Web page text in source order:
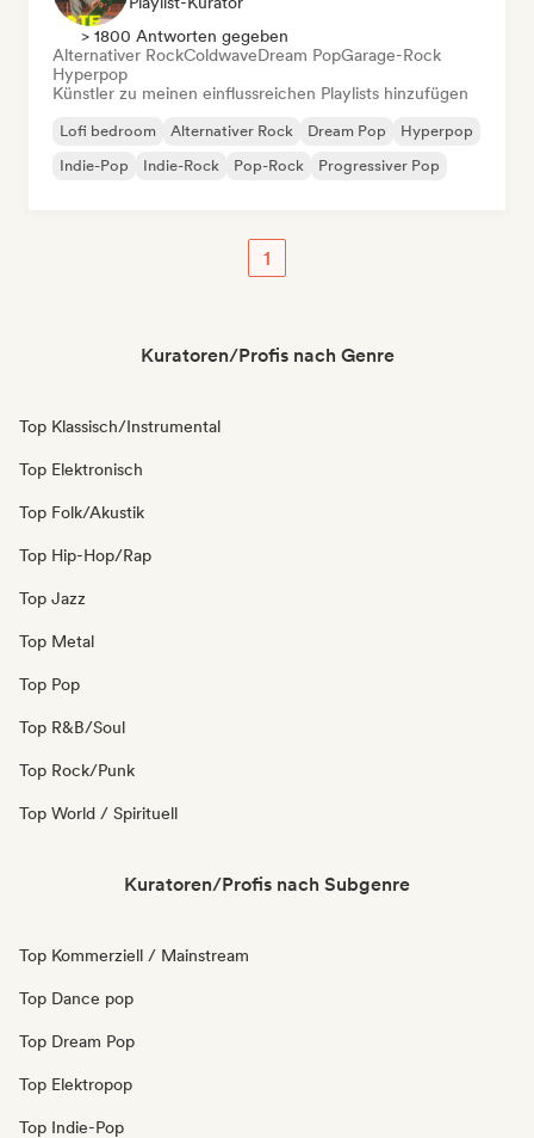
> 1800 Antworten gegeben
Alternativer RockColdwaveDream PopGarage-Rock
Hyperpop
Künstler zu meinen einflussreichen Playlists hinzufügen
Lofi bedroom Alternativer Rock Dream Pop
Hyperpop
Indie-Pop
Indie-Rock Pop-Rock Progressiver Pop
1
Kuratoren/Profis nach Genre
Top Klassisch/Instrumental
Top Elektronisch
Top Folk/Akustik
Top Hip-Hop/Rap
Top Jazz
Top Metal
Top Pop
Top R&B/Soul
Top Rock/Punk
Top World / Spirituell
Kuratoren/Profis nach Subgenre
Top Kommerziell / Mainstream
Top Dance pop
Top Dream Pop
Top Elektropop
Top Indie-Pop